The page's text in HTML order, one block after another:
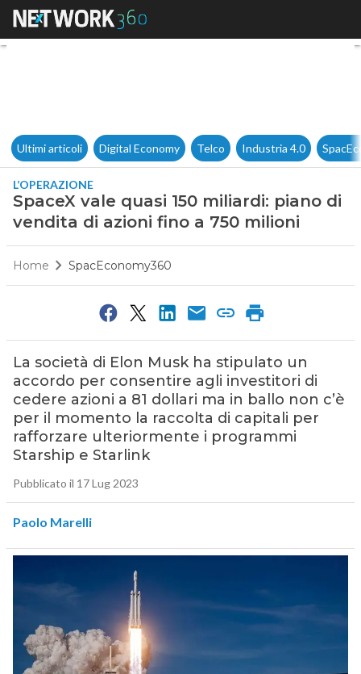
SpaceX vale quasi 150
Ultimi articoli Digital Economy Telco Industria 4.0
L’OPERAZIONE
SpaceX vale quasi 150 miliardi: piano di
vendita di azioni fino a 750 milioni
Home SpacEconomy360
La società di Elon Musk ha stipulato un
accordo per consentire agli investitori di
cedere azioni a 81 dollari ma in ballo non c’è
per il momento la raccolta di capitali per
rafforzare ulteriormente i programmi
Starship e Starlink
Pubblicato il 17 Lug 2023
Paolo Marelli